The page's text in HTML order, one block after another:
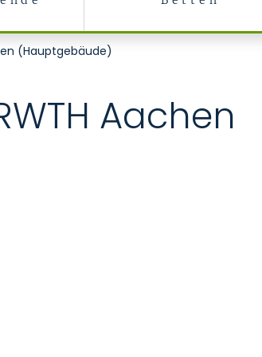
(Hauptgebäude)
Aachen